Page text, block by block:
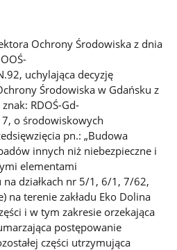
Ochrony Środowiska z dnia
uchylająca decyzję
Środowiska w Gdańsku z
RDOŚ-Gd-
o środowiskowych
pn.: „Budowa
innych niż niebezpieczne i
elementami
działkach nr 5/1, 6/1, 7/62,
na terenie zakładu Eko Dolina
i w tym zakresie orzekająca
postępowanie
części utrzymująca